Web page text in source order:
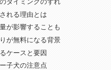
れる理由とは
が影響することも
が無料になる背景
ケースと要因
子犬の注意点